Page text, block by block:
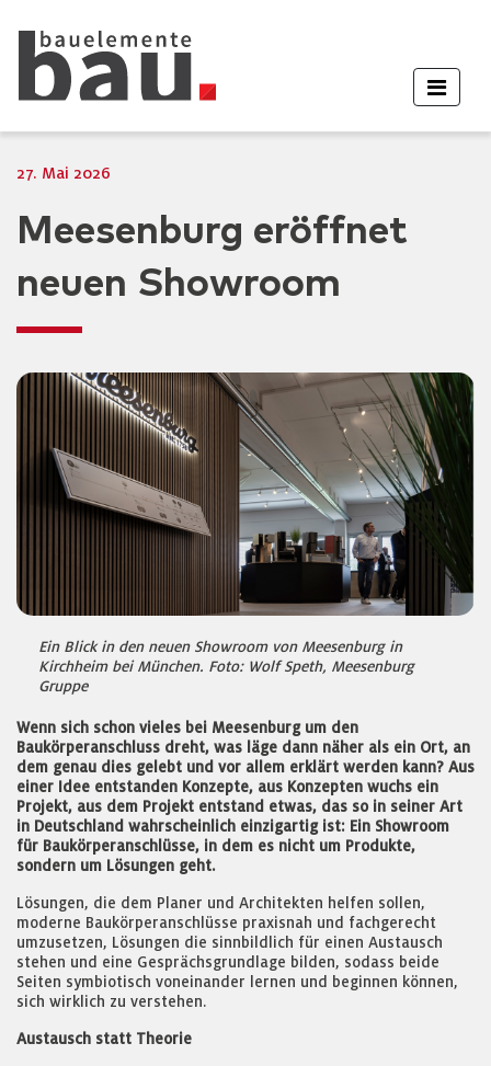
27. Mai 2026
Meesenburg eröffnet
neuen Showroom
Ein Blick in den neuen Showroom von Meesenburg in
Kirchheim bei München. Foto: Wolf Speth, Meesenburg
Gruppe
Wenn sich schon vieles bei Meesenburg um den
Baukörperanschluss dreht, was läge dann näher als ein Ort, an
dem genau dies gelebt und vor allem erklärt werden kann? Aus
einer Idee entstanden Konzepte, aus Konzepten wuchs ein
Projekt, aus dem Projekt entstand etwas, das so in seiner Art
in Deutschland wahrscheinlich einzigartig ist: Ein Showroom
für Baukörperanschlüsse, in dem es nicht um Produkte,
sondern um Lösungen geht.
Lösungen, die dem Planer und Architekten helfen sollen,
moderne Baukörperanschlüsse praxisnah und fachgerecht
umzusetzen, Lösungen die sinnbildlich für einen Austausch
stehen und eine Gesprächsgrundlage bilden, sodass beide
Seiten symbiotisch voneinander lernen und beginnen können,
sich wirklich zu verstehen.
Austausch statt Theorie